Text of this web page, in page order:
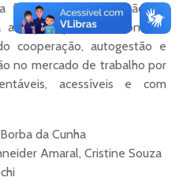
financeira e a geração de
princípios da economia
cooperação, autogestão e
no mercado de trabalho por
acessíveis e com
da Cunha
Amaral, Cristine Souza